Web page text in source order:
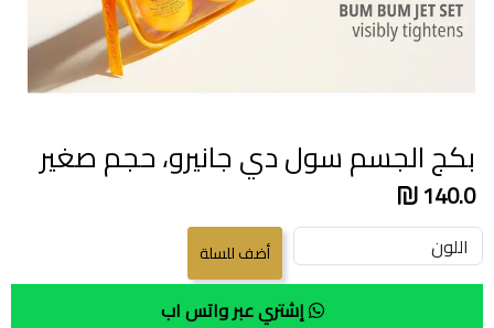
بكج الجسم سول دي جانيرو، حجم صغير
140.0
إشتري عبر واتس اب